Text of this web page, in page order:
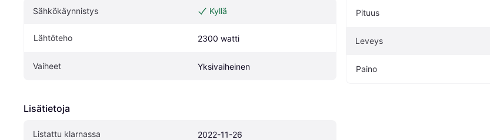
Sähkökäynnistys Kyllä
Lähtöteho 2300 watti
Vaiheet Yksivaiheinen
Lisätietoja
Listattu klarnassa 2022-11-26
Pituus
Leveys
Paino